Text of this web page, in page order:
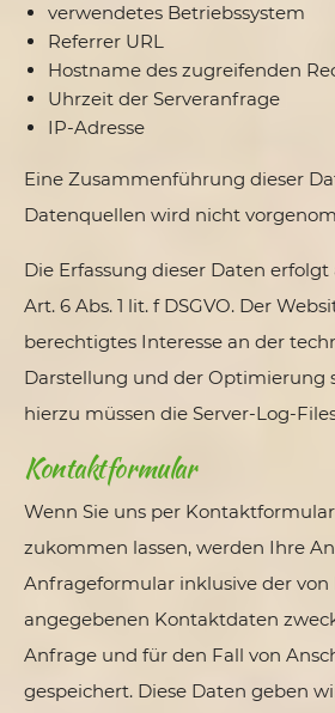
verwendetes Betriebssystem
Referrer URL
Hostname des zugreifenden
Uhrzeit der Serveranfrage
IP-Adresse
Eine Zusammenführung dieser
Datenquellen wird nicht
Die Erfassung dieser Daten
Art. 6 Abs. 1 lit. f DSGVO. Der
berechtigtes Interesse an der
Darstellung und der Optimierung
hierzu müssen die Server-Log-
Kontaktformular
Wenn Sie uns per
zukommen lassen, werden Ihre
Anfrageformular inklusive der
angegebenen Kontaktdaten
Anfrage und für den Fall von
gespeichert. Diese Daten geben